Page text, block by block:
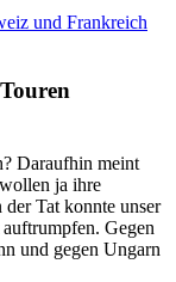
und Frankreich
Daraufhin meint
ja ihre
Tat konnte unser
Gegen
und gegen Ungarn